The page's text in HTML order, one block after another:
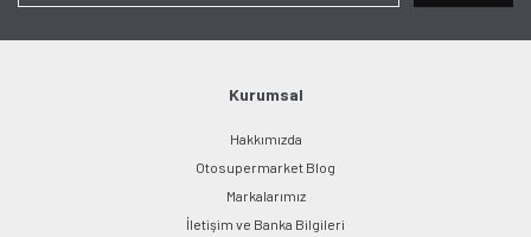
Bu ürüne benzer farklı alternatifler olmalı.
Kurumsal
Hakkımızda
Otosupermarket Blog
Markalarımız
İletişim ve Banka Bilgileri